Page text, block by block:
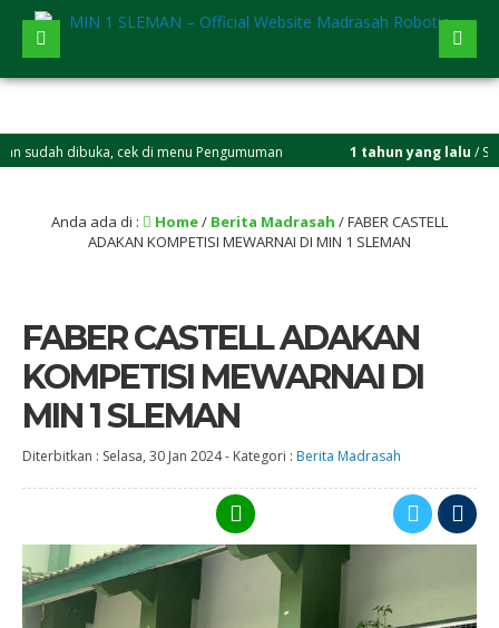
dibuka, cek di menu Pengumuman 1 tahun yang lalu/ Selamat
Anda ada di : Home/ Berita Madrasah /FABER CASTELL
ADAKAN KOMPETISI MEWARNAI DI MIN 1 SLEMAN
FABER CASTELL ADAKAN
KOMPETISI MEWARNAI DI
MIN 1 SLEMAN
Diterbitkan : Selasa, 30 Jan 2024- Kategori : Berita Madrasah